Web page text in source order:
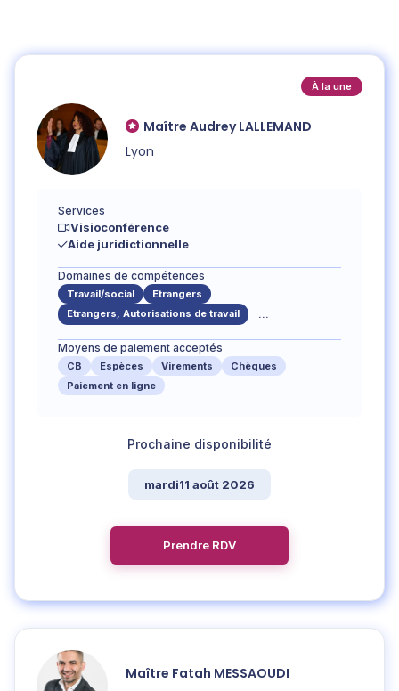
À la une
Maître Audrey LALLEMAND
Lyon
Services
Visioconférence
Aide juridictionnelle
Domaines de compétences
Travail/social
Etrangers
Etrangers, Autorisations de travail
...
Moyens de paiement acceptés
CB Espèces Virements
Chèques
Paiement en ligne
mardi11 août 2026
Prendre RDV
Maître Fatah MESSAOUDI